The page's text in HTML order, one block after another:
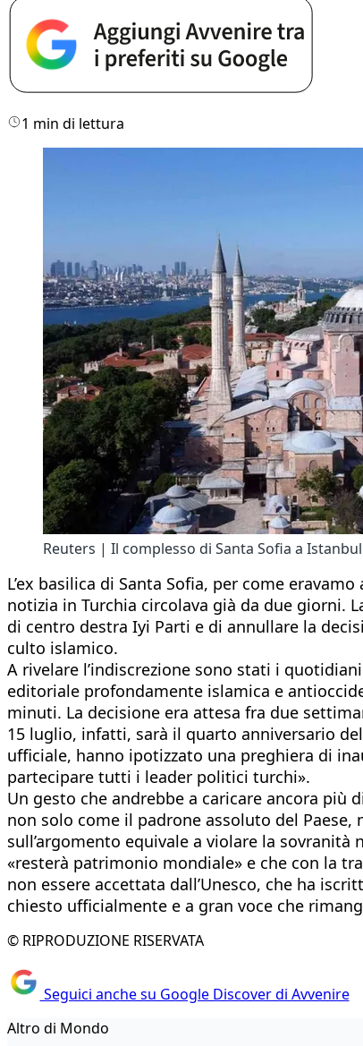
1 min di lettura
Reuters | Il complesso di Santa Sofia a Istanbul
L’ex basilica di Santa Sofia, per come
notizia in Turchia circolava già da due giorni.
di centro destra Iyi Parti e di annullare la
culto islamico.
A rivelare l’indiscrezione sono stati i quotidiani
editoriale profondamente islamica e
minuti. La decisione era attesa fra due
15 luglio, infatti, sarà il quarto anniversario
ufficiale, hanno ipotizzato una preghiera di
partecipare tutti i leader politici turchi».
Un gesto che andrebbe a caricare ancora più
non solo come il padrone assoluto del
sull’argomento equivale a violare la
«resterà patrimonio mondiale» e che con la
non essere accettata dall’Unesco, che ha
chiesto ufficialmente e a gran voce che
© RIPRODUZIONE RISERVATA
Seguici anche su Google Discover di Avvenire
Altro di Mondo